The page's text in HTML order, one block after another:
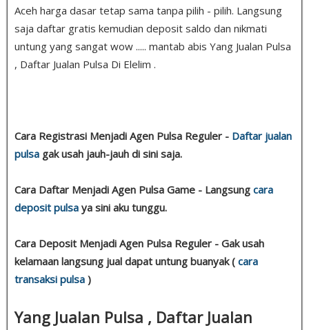
Aceh harga dasar tetap sama tanpa pilih - pilih. Langsung
saja daftar gratis kemudian deposit saldo dan nikmati
untung yang sangat wow ..... mantab abis Yang Jualan Pulsa
, Daftar Jualan Pulsa Di Elelim .
Cara Registrasi Menjadi Agen Pulsa Reguler - Daftar jualan
pulsa gak usah jauh-jauh di sini saja.
Cara Daftar Menjadi Agen Pulsa Game - Langsung cara
deposit pulsa ya sini aku tunggu.
Cara Deposit Menjadi Agen Pulsa Reguler - Gak usah
kelamaan langsung jual dapat untung buanyak ( cara
transaksi pulsa )
Yang Jualan Pulsa , Daftar Jualan